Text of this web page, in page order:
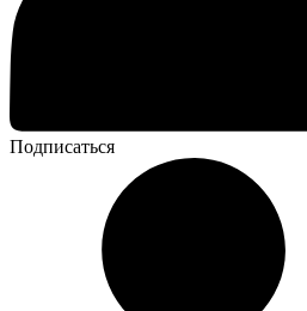
Подписаться